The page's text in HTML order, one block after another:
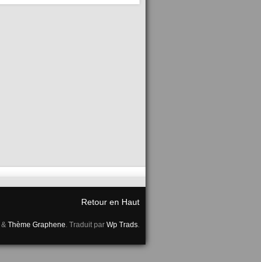
Retour en Haut
& Thème Graphene. Traduit par Wp Trads.